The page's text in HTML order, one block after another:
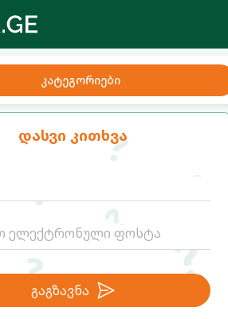
კატეგორიები
დასვი კითხვა
გაგზავნა